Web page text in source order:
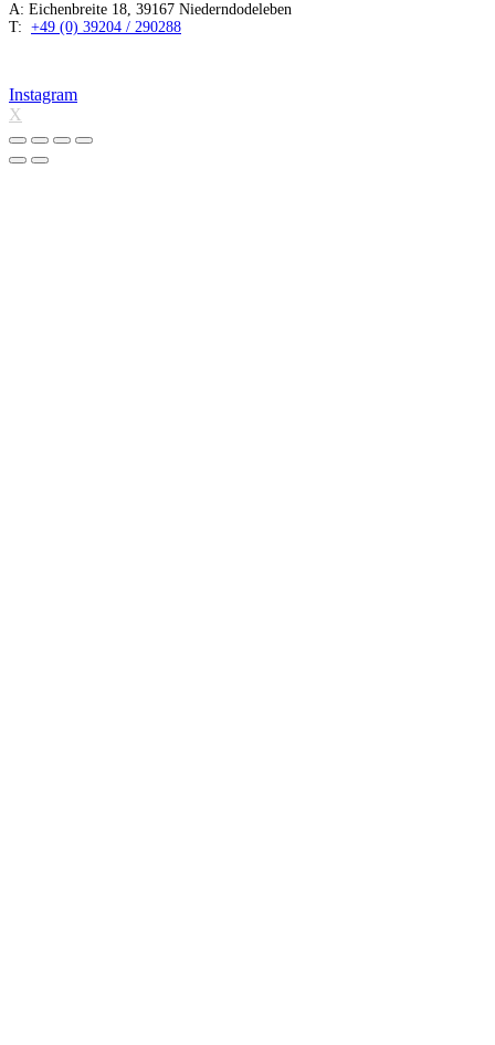
A: Eichenbreite 18, 39167 Niederndodeleben
T: +49 (0) 39204 / 290288
Instagram
X